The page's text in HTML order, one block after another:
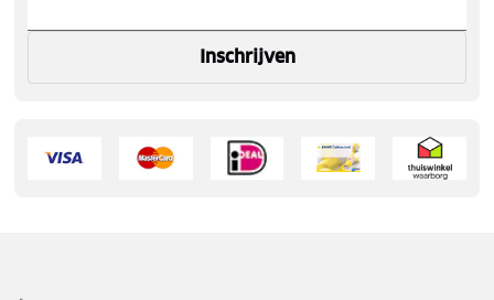
Inschrijven